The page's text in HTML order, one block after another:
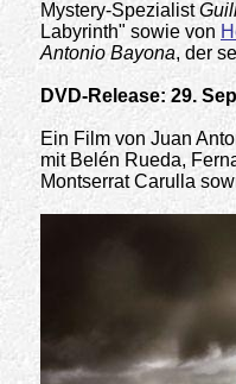
Mystery-Spezialist
Labyrinth" sowie von
Antonio Bayona, der
DVD-Release: 29.
Ein Film von Juan
mit Belén Rueda,
Montserrat Carulla